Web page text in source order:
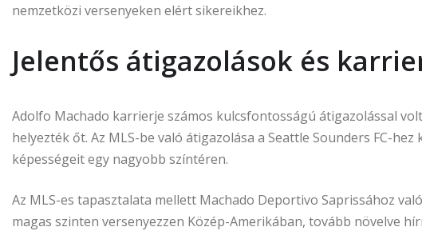
nemzetközi versenyeken elért sikereikhez.
Jelentős átigazolások és
Adolfo Machado karrierje számos kulcsfontosságú átigazolással
helyezték őt. Az MLS-be való átigazolása a Seattle Sounders FC-
képességeit egy nagyobb színtéren.
Az MLS-es tapasztalata mellett Machado Deportivo Saprissához
magas szinten versenyezzen Közép-Amerikában, tovább növelve